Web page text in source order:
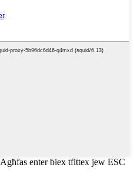
Agħfas enter biex tfittex jew ESC